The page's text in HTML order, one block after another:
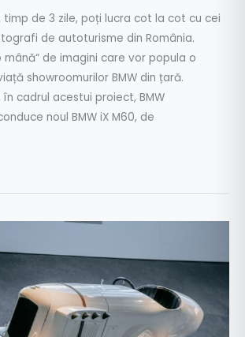
de 3 zile, poți lucra cot la cot cu cei
de autoturisme din România.
mână“ de imagini care vor popula o
showroomurilor BMW din țară.
cadrul acestui proiect, BMW
noul BMW iX M60, de